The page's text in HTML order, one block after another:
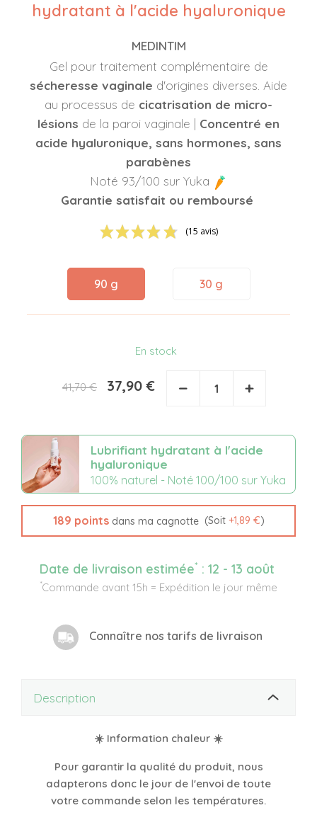
hydratant à l'acide hyaluronique
MEDINTIM
Gel pour traitement complémentaire de
sécheresse vaginale d'origines diverses. Aide
au processus de cicatrisation de micro-
lésions de la paroi vaginale | Concentré en
acide hyaluronique, sans hormones, sans
parabènes
Noté 93/100 sur Yuka
Garantie satisfait ou remboursé
(15 avis)
90 g 30 g
En stock
41,70 € 37,90 € − +
Lubrifiant hydratant à l'acide
hyaluronique
100% naturel - Noté 100/100 sur Yuka
189 pointsdans ma cagnotte (Soit +1,89 €)
Date de livraison estimée* : 12 - 13 août
*Commande avant 15h = Expédition le jour même
Connaître nos tarifs de livraison
Description
☀️ Information chaleur ☀️
Pour garantir la qualité du produit, nous
adapterons donc le jour de l'envoi de toute
votre commande selon les températures.